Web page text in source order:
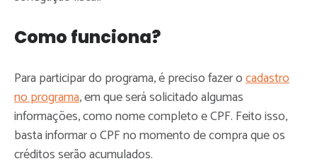
Como funciona?
Para participar do programa, é preciso fazer ocadastro
no programa, em que será solicitado algumas
informações, como nome completo e CPF. Feito isso,
basta informar o CPF no momento de compra que os
créditos serão acumulados.